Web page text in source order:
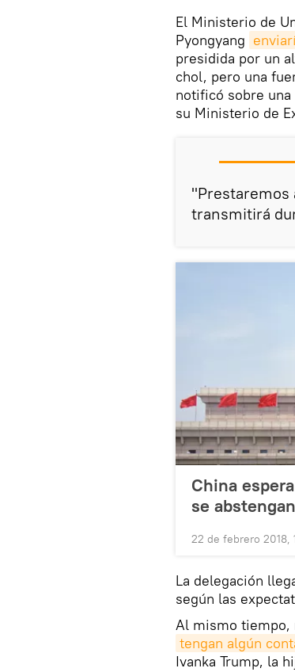
El Ministerio de
Pyongyang
presidida por un
chol, pero una
notificó sobre
su Ministerio de
"Prestaremos
transmitirá
China
se
22 de febrero 2018,
La delegación
según las
Al mismo tiempo,
tengan algún
Ivanka Trump, la